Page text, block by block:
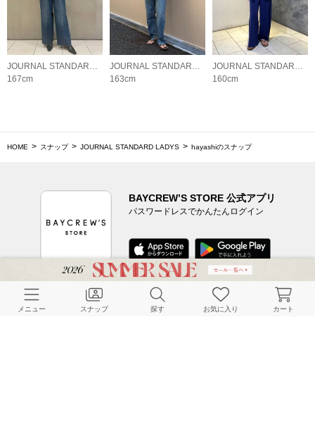
JOURNAL STANDARD LADYS
167cm
JOURNAL STANDARD LADYS
163cm
JOURNAL STANDARD LADYS
160cm
HOME スナップ JOURNAL STANDARD LADYS hayashiのスナップ
BAYCREW’S STORE 公式アプリ
パスワードレスでかんたんログイン
CUSTOMER SERVICE
メニュー スナップ 探す お気に入り カート